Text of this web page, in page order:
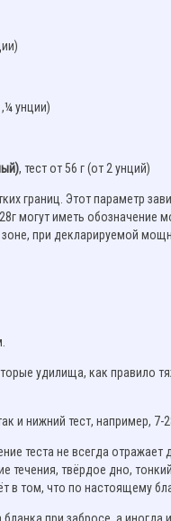
унции)
, тест от 56 г (от 2 унций)
границ. Этот параметр
могут иметь обозначение
при декларируемой
удилища, как правило
и нижний тест, например, 7-
теста не всегда
течения, твёрдое дно,
в том, что по настоящему